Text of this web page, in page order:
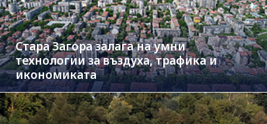
Стара Загора залага на умни
технологии за въздуха, трафика и
икономиката